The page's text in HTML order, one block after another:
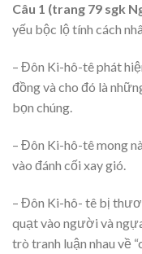
Câu 1 (trang 79 sgk
yếu bộc lộ tính cách
– Đôn Ki-hô-tê phát
đồng và cho đó là
bọn chúng.
– Đôn Ki-hô-tê mong
vào đánh cối xay gió.
– Đôn Ki-hô- tê bị
quạt vào người và
trò tranh luận nhau về